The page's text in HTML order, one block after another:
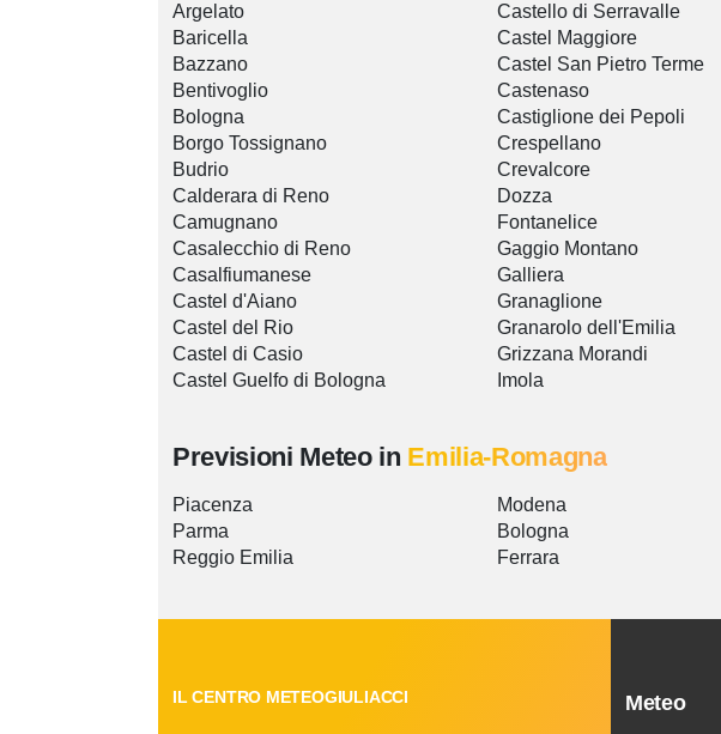
Argelato
Baricella
Bazzano
Bentivoglio
Bologna
Borgo Tossignano
Budrio
Calderara di Reno
Camugnano
Casalecchio di Reno
Casalfiumanese
Castel d'Aiano
Castel del Rio
Castel di Casio
Castel Guelfo di Bologna
Castello di Serravalle
Castel Maggiore
Castel San Pietro Terme
Castenaso
Castiglione dei Pepoli
Crespellano
Crevalcore
Dozza
Fontanelice
Gaggio Montano
Galliera
Granaglione
Granarolo dell'Emilia
Grizzana Morandi
Imola
Previsioni Meteo in Emilia-Romagna
Piacenza
Parma
Reggio Emilia
Modena
Bologna
Ferrara
IL CENTRO METEOGIULIACCI Meteo